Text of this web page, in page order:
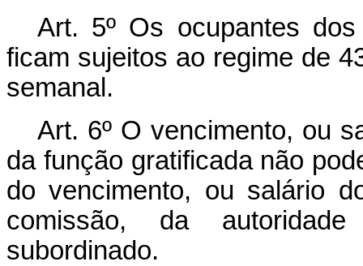
Art. 5º Os ocupantes
ficam sujeitos ao regime de
semanal.
Art. 6º O vencimento, ou
da função gratificada não
do vencimento, ou salário
comissão, da
subordinado.